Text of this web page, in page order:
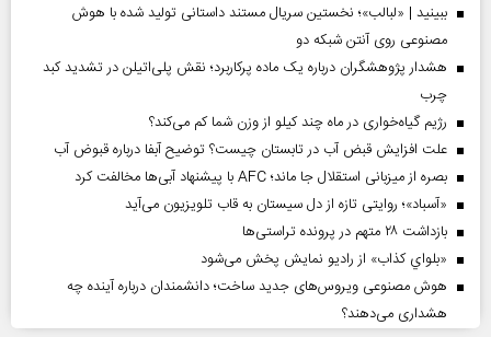
ببینید | «لبالب»؛ نخستین سریال مستند داستانی تولید شده با هوش
مصنوعی روی آنتن شبکه دو
هشدار پژوهشگران درباره یک ماده پرکاربرد؛ نقش پلی‌اتیلن در تشدید کبد
چرب
رژیم گیاه‌خواری در ماه چند کیلو از وزن شما کم می‌کند؟
علت افزایش قبض آب در تابستان چیست؟ توضیح آبفا درباره قبوض آب
بصره از میزبانی استقلال جا ماند؛ AFC با پیشنهاد آبی‌ها مخالفت کرد
«آسباد»؛ روایتی تازه از دل سیستان به قاب تلویزیون می‌آید
بازداشت ۲۸ متهم در پرونده تراستی‌ها
«بلواي کذاب» از رادیو نمایش پخش می‌شود
هوش مصنوعی ویروس‌های جدید ساخت؛ دانشمندان درباره آینده چه
هشداری می‌دهند؟